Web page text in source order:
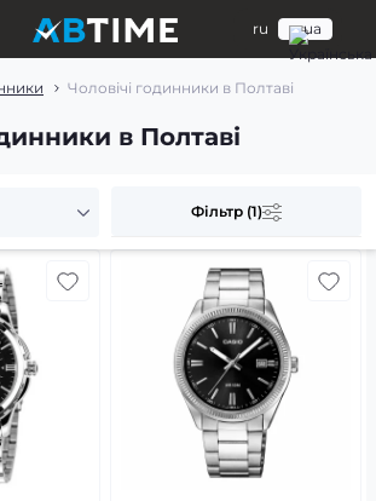
ru ua
Чоловічі годинники в Полтаві
в Полтаві
Фільтр (1)